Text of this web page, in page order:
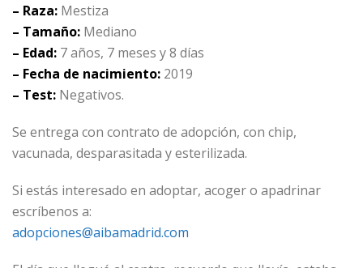
– Raza: Mestiza
– Tamaño: Mediano
– Edad: 7 años, 7 meses y 8 días
– Fecha de nacimiento: 2019
– Test: Negativos.
Se entrega con contrato de adopción, con chip,
vacunada, desparasitada y esterilizada.
Si estás interesado en adoptar, acoger o apadrinar
escríbenos a:
adopciones@aibamadrid.com